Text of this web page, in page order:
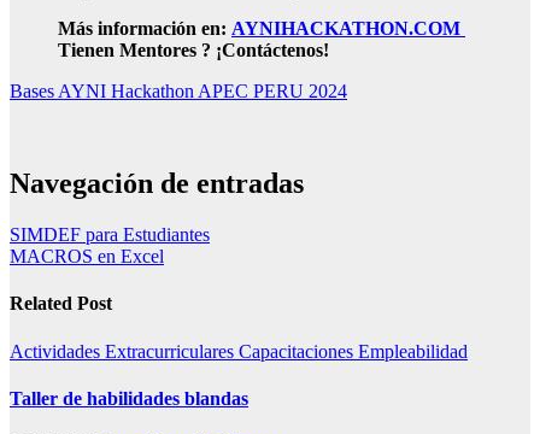
Más información en: AYNIHACKATHON.COM
Tienen Mentores ? ¡Contáctenos!
Bases AYNI Hackathon APEC PERU 2024
Navegación de entradas
SIMDEF para Estudiantes
MACROS en Excel
Related Post
Actividades Extracurriculares Capacitaciones Empleabilidad
Taller de habilidades blandas